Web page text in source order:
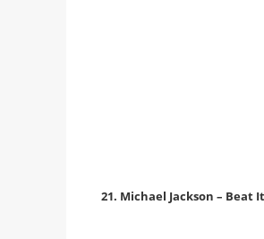
21. Michael Jackson – Beat